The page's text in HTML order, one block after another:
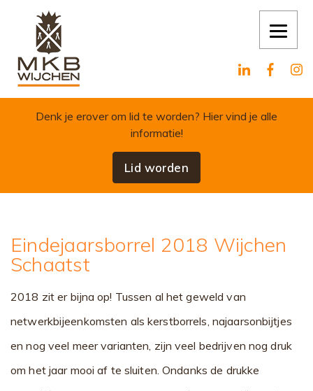
Skip to content
Denk je erover om lid te worden? Hier vind je alle
informatie!
Lid worden
Eindejaarsborrel 2018 Wijchen
Schaatst
2018 zit er bijna op! Tussen al het geweld van
netwerkbijeenkomsten als kerstborrels, najaarsonbijtjes
en nog veel meer varianten, zijn veel bedrijven nog druk
om het jaar mooi af te sluiten. Ondanks de drukke